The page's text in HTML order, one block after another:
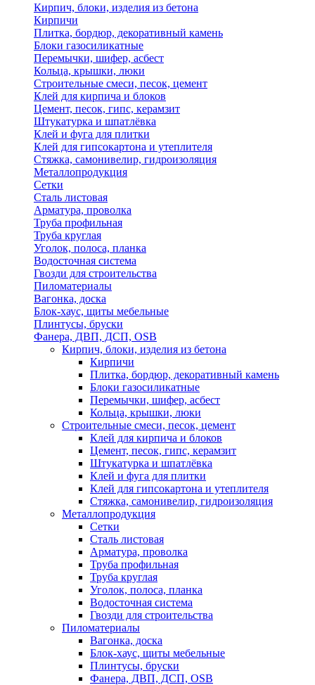
Кирпич, блоки, изделия из бетона
Кирпичи
Плитка, бордюр, декоративный камень
Блоки газосиликатные
Перемычки, шифер, асбест
Кольца, крышки, люки
Строительные смеси, песок, цемент
Клей для кирпича и блоков
Цемент, песок, гипс, керамзит
Штукатурка и шпатлёвка
Клей и фуга для плитки
Клей для гипсокартона и утеплителя
Стяжка, самонивелир, гидроизоляция
Металлопродукция
Сетки
Сталь листовая
Арматура, проволка
Труба профильная
Труба круглая
Уголок, полоса, планка
Водосточная система
Гвозди для строительства
Пиломатериалы
Вагонка, доска
Блок-хаус, щиты мебельные
Плинтусы, бруски
Фанера, ДВП, ДСП, OSB
Кирпич, блоки, изделия из бетона
Кирпичи
Плитка, бордюр, декоративный камень
Блоки газосиликатные
Перемычки, шифер, асбест
Кольца, крышки, люки
Строительные смеси, песок, цемент
Клей для кирпича и блоков
Цемент, песок, гипс, керамзит
Штукатурка и шпатлёвка
Клей и фуга для плитки
Клей для гипсокартона и утеплителя
Стяжка, самонивелир, гидроизоляция
Металлопродукция
Сетки
Сталь листовая
Арматура, проволка
Труба профильная
Труба круглая
Уголок, полоса, планка
Водосточная система
Гвозди для строительства
Пиломатериалы
Вагонка, доска
Блок-хаус, щиты мебельные
Плинтусы, бруски
Фанера, ДВП, ДСП, OSB